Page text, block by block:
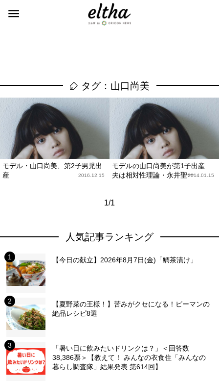
タグ：山口尚美
モデル・山口尚美、第2子男児出
産
2016.12.15
モデルの山口尚美が第1子出産
夫は相対性理論・永井聖一2014.01.15
1/1
人気記事ランキング
【今日の献立】2026年8月7日(金)「鯛茶漬け」
【夏野菜の王様！】苦みがクセになる！ピーマンの
絶品レシピ8選
「暑い日に飲みたいドリンクは？」＜回答数
38,386票＞【教えて！ みんなの衣食住「みんなの
暮らし調査隊」結果発表 第614回】